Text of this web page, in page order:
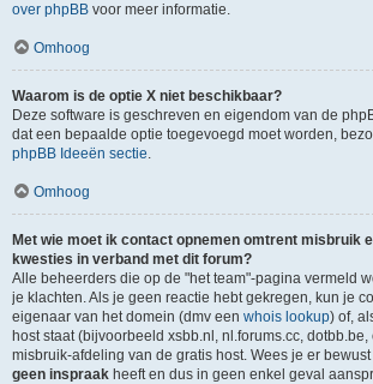
over phpBB voor meer informatie.
Omhoog
Waarom is de optie X niet beschikbaar?
Deze software is geschreven en eigendom van de
dat een bepaalde optie toegevoegd moet worden,
phpBB Ideeën sectie.
Omhoog
Met wie moet ik contact opnemen omtrent misbruik
kwesties in verband met dit forum?
Alle beheerders die op de "het team"-pagina vermeld
je klachten. Als je geen reactie hebt gekregen, kun je
eigenaar van het domein (dmv een whois lookup) of,
host staat (bijvoorbeeld xsbb.nl, nl.forums.cc,
misbruik-afdeling van de gratis host. Wees je er
geen inspraak heeft en dus in geen enkel geval